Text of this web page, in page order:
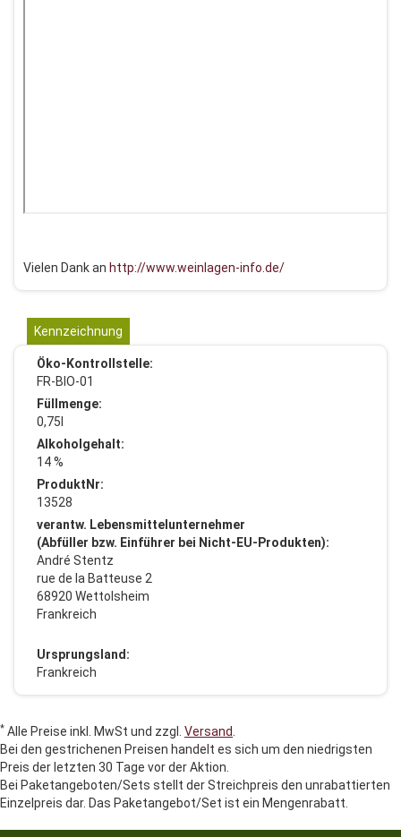
Vielen Dank an http://www.weinlagen-info.de/
Kennzeichnung
Öko-Kontrollstelle:
FR-BIO-01
Füllmenge:
0,75l
Alkoholgehalt:
14 %
ProduktNr:
13528
verantw. Lebensmittelunternehmer
(Abfüller bzw. Einführer bei Nicht-EU-Produkten):
André Stentz
rue de la Batteuse 2
68920 Wettolsheim
Frankreich
Ursprungsland:
Frankreich
* Alle Preise inkl. MwSt und zzgl. Versand
Bei den gestrichenen Preisen handelt es sich um den niedrigsten
Preis der letzten 30 Tage vor der Aktion.
Bei Paketangeboten/Sets stellt der Streichpreis den unrabattierten
Einzelpreis dar. Das Paketangebot/Set ist ein Mengenrabatt.